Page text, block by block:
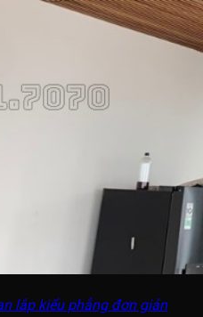
lắp kiểu phẳng đơn giản